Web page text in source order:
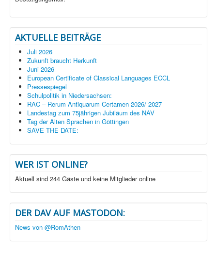
AKTUELLE BEITRÄGE
Juli 2026
Zukunft braucht Herkunft
Juni 2026
European Certificate of Classical Languages ECCL
Pressespiegel
Schulpolitik in Niedersachsen:
RAC – Rerum Antiquarum Certamen 2026/ 2027
Landestag zum 75jährigen Jubiläum des NAV
Tag der Alten Sprachen in Göttingen
SAVE THE DATE:
WER IST ONLINE?
Aktuell sind 244 Gäste und keine Mitglieder online
DER DAV AUF MASTODON:
News von @RomAthen